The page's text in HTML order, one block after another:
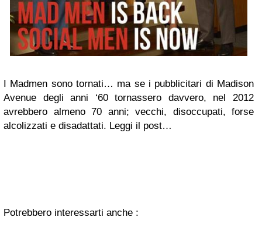
I Madmen sono tornati… ma se i pubblicitari di Madison
Avenue degli anni ‘60 tornassero davvero, nel 2012
avrebbero almeno 70 anni; vecchi, disoccupati, forse
alcolizzati e disadattati. Leggi il post…
Potrebbero interessarti anche :